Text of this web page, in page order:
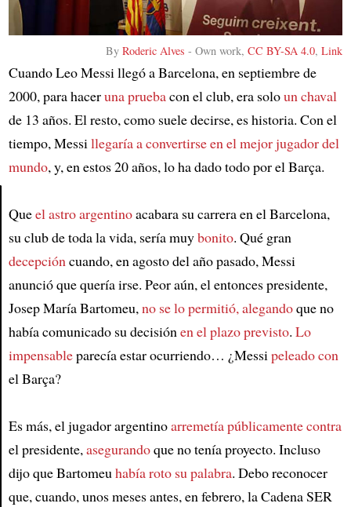
Article
ByRoderic Alves -Own work,CC BY-SA 4.0,Link
Cuando Leo Messi llegó a Barcelona, en septiembre de
2000, para haceruna pruebacon el club, era soloun chaval
de 13 años. El resto, como suele decirse, es historia. Con el
tiempo, Messillegaría a convertirse en el mejor jugador del
mundo, y, en estos 20 años, lo ha dado todo por el Barça.
Queel astro argentinoacabara su carrera en el Barcelona,
su club de toda la vida, sería muybonito. Qué gran
decepcióncuando, en agosto del año pasado, Messi
anunció que quería irse. Peor aún, el entonces presidente,
Josep María Bartomeu,no se lo permitió, alegandoque no
había comunicado su decisiónen el plazo previsto. Lo
impensableparecía estar ocurriendo… ¿Messipeleado con
el Barça?
Es más, el jugador argentinoarremetía públicamente contra
el presidente,asegurandoque no tenía proyecto. Incluso
dijo que Bartomeuhabía roto su palabra. Debo reconocer
que, cuando, unos meses antes, en febrero, la Cadena SER